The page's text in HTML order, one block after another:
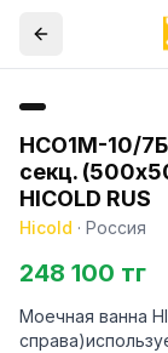
НСО1М-10/
секц.
HICOLD RUS
Hicold · Россия
248 100 тг
Моечная ванна